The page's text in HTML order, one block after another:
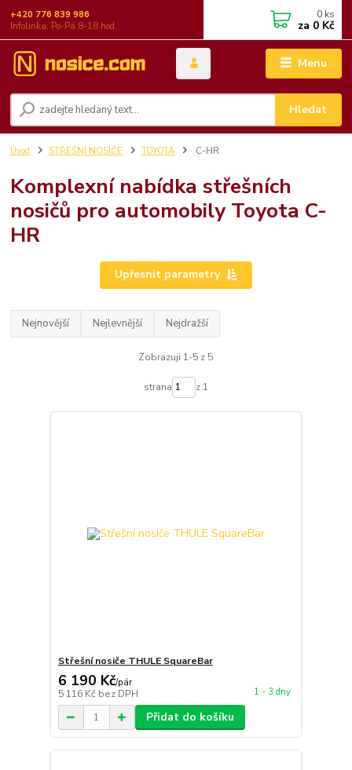
Menu
Hledat
+420 776 839 986
Infolinka: Po-Pá 8-18 hod.
0 ks
za 0 Kč
Úvod STŘEŠNÍ NOSIČE TOYOTA C-HR
Komplexní nabídka střešních
nosičů pro automobily Toyota C-
HR
Upřesnit parametry
Nejnovější Nejlevnější Nejdražší
Zobrazuji 1-5 z 5
strana z 1
Střešní nosiče THULE SquareBar
6 190 Kč/pár
5 116 Kč bez DPH 1 - 3 dny
Přidat do košíku